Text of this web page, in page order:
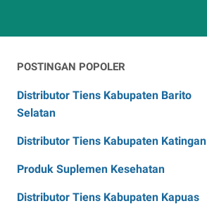
POSTINGAN POPOLER
Distributor Tiens Kabupaten Barito
Selatan
Distributor Tiens Kabupaten Katingan
Produk Suplemen Kesehatan
Distributor Tiens Kabupaten Kapuas